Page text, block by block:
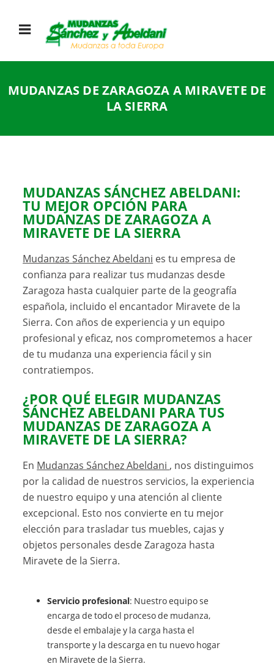
MUDANZAS DE ZARAGOZA A MIRAVETE DE
LA SIERRA
MUDANZAS SÁNCHEZ ABELDANI:
TU MEJOR OPCIÓN PARA
MUDANZAS DE ZARAGOZA A
MIRAVETE DE LA SIERRA
Mudanzas Sánchez Abeldani es tu empresa de
confianza para realizar tus mudanzas desde
Zaragoza hasta cualquier parte de la geografía
española, incluido el encantador Miravete de la
Sierra. Con años de experiencia y un equipo
profesional y eficaz, nos comprometemos a hacer
de tu mudanza una experiencia fácil y sin
contratiempos.
¿POR QUÉ ELEGIR MUDANZAS
SÁNCHEZ ABELDANI PARA TUS
MUDANZAS DE ZARAGOZA A
MIRAVETE DE LA SIERRA?
En Mudanzas Sánchez Abeldani , nos distinguimos
por la calidad de nuestros servicios, la experiencia
de nuestro equipo y una atención al cliente
excepcional. Esto nos convierte en tu mejor
elección para trasladar tus muebles, cajas y
objetos personales desde Zaragoza hasta
Miravete de la Sierra.
Servicio profesional: Nuestro equipo se
encarga de todo el proceso de mudanza,
desde el embalaje y la carga hasta el
transporte y la descarga en tu nuevo hogar
en Miravete de la Sierra.